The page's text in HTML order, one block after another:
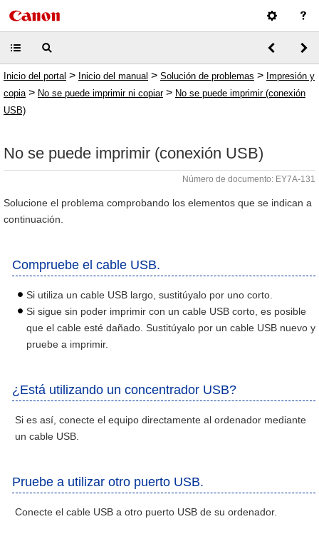
Inicio del portal > Inicio del manual > Solución de problemas > Impresión y
copia > No se puede imprimir ni copiar> No se puede imprimir (conexión
USB)
No se puede imprimir (conexión USB)
Número de documento: EY7A-131
Solucione el problema comprobando los elementos que se indican a
continuación.
Compruebe el cable USB.
Si utiliza un cable USB largo, sustitúyalo por uno corto.
Si sigue sin poder imprimir con un cable USB corto, es posible
que el cable esté dañado. Sustitúyalo por un cable USB nuevo y
pruebe a imprimir.
¿Está utilizando un concentrador USB?
Si es así, conecte el equipo directamente al ordenador mediante
un cable USB.
Pruebe a utilizar otro puerto USB.
Conecte el cable USB a otro puerto USB de su ordenador.